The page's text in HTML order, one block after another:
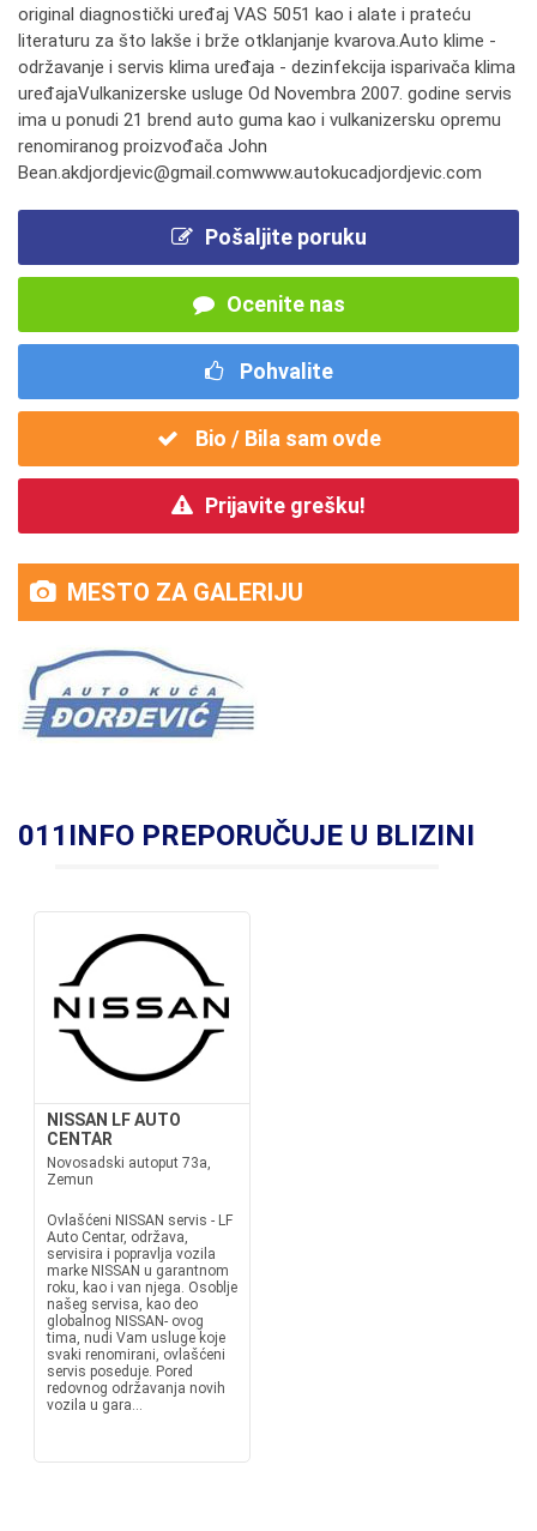
original diagnostički uređaj VAS 5051 kao i alate i prateću
literaturu za što lakše i brže otklanjanje kvarova.Auto klime -
održavanje i servis klima uređaja - dezinfekcija isparivača klima
uređajaVulkanizerske usluge Od Novembra 2007. godine servis
ima u ponudi 21 brend auto guma kao i vulkanizersku opremu
renomiranog proizvođača John
Bean.akdjordjevic@gmail.comwww.autokucadjordjevic.com
Pošaljite poruku
Ocenite nas
Pohvalite
Bio / Bila sam ovde
Prijavite grešku!
MESTO ZA GALERIJU
011INFO PREPORUČUJE U BLIZINI
NISSAN LF AUTO
CENTAR
Novosadski autoput 73a,
Zemun
Ovlašćeni NISSAN servis - LF
Auto Centar, održava,
servisira i popravlja vozila
marke NISSAN u garantnom
roku, kao i van njega. Osoblje
našeg servisa, kao deo
globalnog NISSAN- ovog
tima, nudi Vam usluge koje
svaki renomirani, ovlašćeni
servis poseduje. Pored
redovnog održavanja novih
vozila u gara...